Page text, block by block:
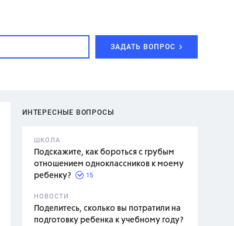
ЗАДАТЬ ВОПРОС
ИНТЕРЕСНЫЕ ВОПРОСЫ
ШКОЛА
Подскажите, как бороться с грубым
отношением одноклассников к моему
ребенку?
15
НОВОСТИ
Поделитесь, сколько вы потратили на
подготовку ребенка к учебному году?